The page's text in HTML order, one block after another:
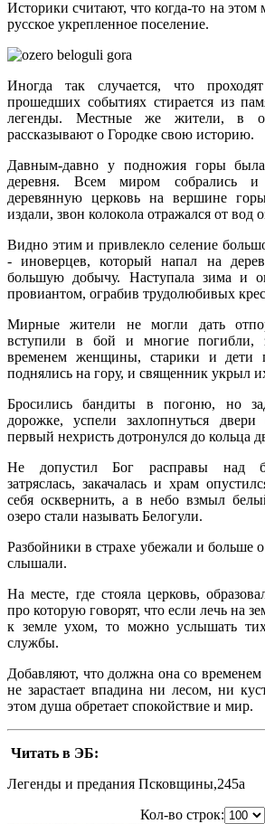
Историки считают, что когда-то на этом
русское укрепленное поселение.
Иногда так случается, что
прошедших событиях стирается из
легенды. Местные же жители, в
рассказывают о Городке свою историю.
Давным-давно у подножия горы
деревня. Всем миром собрались и
деревянную церковь на вершине
издали, звон колокола отражался от вод
Видно этим и привлекло селение
- иноверцев, который напал на
большую добычу. Наступала зима и
провиантом, ограбив трудолюбивых
Мирные жители не могли дать
вступили в бой и многие погибли,
временем женщины, старики и дети
поднялись на гору, и священник укрыл
Бросились бандиты в погоню, но
дорожке, успели захлопнуться
первый нехристь дотронулся до кольца
Не допустил Бог расправы над
затряслась, закачалась и храм
себя осквернить, а в небо взмыл
озеро стали называть Белогули.
Разбойники в страхе убежали и больше
слышали.
На месте, где стояла церковь,
про которую говорят, что если лечь на
к земле ухом, то можно услышать
службы.
Добавляют, что должна она со временем
не зарастает впадина ни лесом, ни
этом душа обретает спокойствие и мир.
Читать в ЭБ:
Легенды и предания Псковщины,245a
Кол-во строк: